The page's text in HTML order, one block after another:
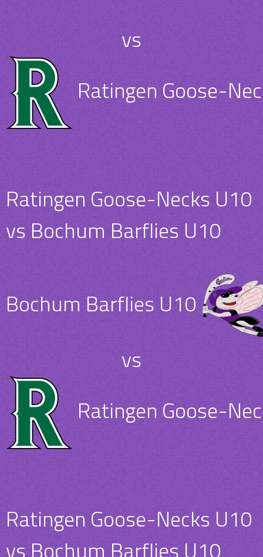
vs
Ratingen Goose-
Ratingen Goose-Necks U10
vs Bochum Barflies U10
Bochum Barflies U10
vs
Ratingen Goose-
Ratingen Goose-Necks U10
vs Bochum Barflies U10